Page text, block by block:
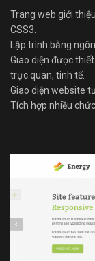
Trang web giới
CSS3.
Lập trình bằng
Giao diện được
trực quan, tinh tế.
Giao diện website
Tích hợp nhiều